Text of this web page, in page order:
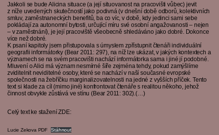
Jakkoli se bude Alicina situace (a její situovanost na pracovišti vůbec) jevit
z níže uvedených skutečností jako podivná (v dnešní době odborů, kolektivních
smluv, zaměstnaneckých benefitů, ba co víc, v době, kdy jedinci sami sebe
pokládají za autonomní bytosti, určující míru své osobní angažovanosti – nejen
– v zaměstnání), je její pracoviště všeobecně shledáváno jako dobré. Dokonce
více než dobré.
K psaní kapitoly jsem přistupovala s úmyslem zpřístupnit čtenáři individuální
geografii informátorky (Bear 2011: 297), na níž lze ukázat, v jakých kontextech a
významech se na svém pracovišti nachází informátorka sama i jiné jí podobné.
Mluvení o Alici má význam nesmírné šíře zejména tehdy, pokud zamýšlíme
zviditelnit neviditelné osoby, které se nachází v naší současné evropské
společnosti na žebříčku marginalizovatelnosti na jedné z vyšších příček. Tento
text si klade za cíl (mimo jiné) konfrontovat čtenáře s realitou někoho, jehož
činnost obvykle zůstává ve stínu (Bear 2011: 302).(…)
Celý text ke stažení ZDE:
Lucie Zekova PDF Stáhnout